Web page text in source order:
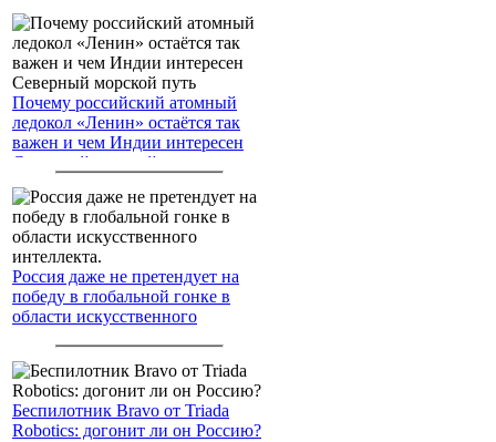
Почему российский атомный
ледокол «Ленин» остаётся так
важен и чем Индии интересен
Северный морской путь
Россия даже не претендует на
победу в глобальной гонке в
области искусственного
Беспилотник Bravo от Triada
Robotics: догонит ли он Россию?